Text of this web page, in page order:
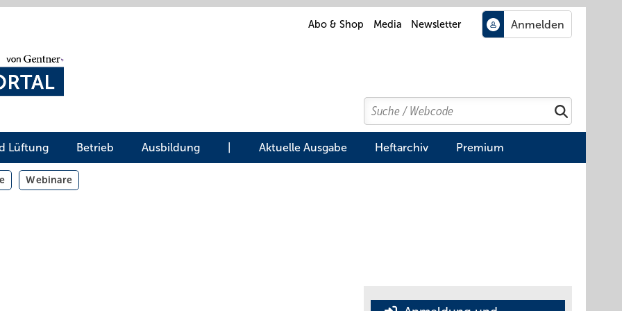
Abo & Shop Media Newsletter
Search
Suchen
Lüftung Betrieb Ausbildung Aktuelle Ausgabe Heftarchiv Premium
Webinare